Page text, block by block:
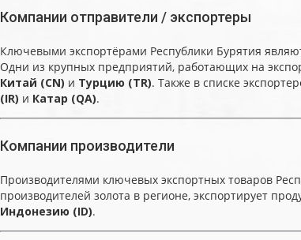
Компании отправители / экспортеры
Ключевыми экспортёрами Республики Бурятия
Одни из крупных предприятий, работающих на
Китай (CN) и Турцию (TR). Также в списке
(IR) и Катар (QA).
Компании производители
Производителями ключевых экспортных товаров
производителей золота в регионе, экспортирует
Индонезию (ID).